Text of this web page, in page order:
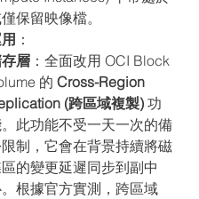
保留映像檔。
：
層 ：全面改用 OCI Block
的 Cross-Region
(跨區域複製) 功
此功能不受一天一次的備
制，它會在背景持續將磁
的變更延遲同步到副中
根據官方實測，跨區域